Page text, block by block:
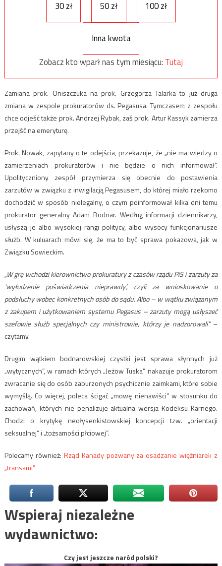
30 zł 50 zł 100 zł
Inna kwota
Zobacz kto wparł nas tym miesiącu: Tutaj
Zamiana prok. Oniszczuka na prok. Grzegorza Talarka to już druga
zmiana w zespole prokuratorów ds. Pegasusa. Tymczasem z zespołu
chce odjeść także prok. Andrzej Rybak, zaś prok. Artur Kassyk zamierza
przejść na emeryturę.
Prok. Nowak, zapytany o te odejścia, przekazuje, że „nie ma wiedzy o
zamierzeniach prokuratorów i nie będzie o nich informował”.
Upolityczniony zespół przymierza się obecnie do postawienia
zarzutów w związku z inwigilacją Pegasusem, do której miało rzekomo
dochodzić w sposób nielegalny, o czym poinformował kilka dni temu
prokurator generalny Adam Bodnar. Według informacji dziennikarzy,
usłyszą je albo wysokiej rangi politycy, albo wysocy funkcjonariusze
służb. W kuluarach mówi się, że ma to być sprawa pokazowa, jak w
Związku Sowieckim.
„W grę wchodzi kierownictwo prokuratury z czasów rządu PiS i zarzuty za
'wyłudzenie poświadczenia nieprawdy’, czyli za wnioskowanie o
podsłuchy wobec konkretnych osób do sądu. Albo – w wątku związanym
z zakupem i użytkowaniem systemu Pegasus – zarzuty mogą usłyszeć
szefowie służb specjalnych czy ministrowie, którzy je nadzorowali”–
czytamy.
Drugim wątkiem bodnarowskiej czystki jest sprawa słynnych już
„wytycznych”, w ramach których „Jeżow Tuska” nakazuje prokuratorom
zwracanie się do osób zaburzonych psychicznie zaimkami, które sobie
wymyślą. Co więcej, poleca ścigać „mowę nienawiści” w stosunku do
zachowań, których nie penalizuje aktualna wersja Kodeksu Karnego.
Chodzi o krytykę neołysenkistowskiej koncepcji tzw. „orientacji
seksualnej” i „tożsamości płciowej”.
Polecamy również: Rząd Kanady pozwany za osadzanie więźniarek z
„transami”
Wspieraj niezależne
wydawnictwo:
Czy jest jeszcze naród polski?